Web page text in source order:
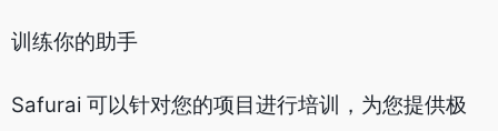
训练你的助手
Safurai 可以针对您的项目进行培训，为您提供极